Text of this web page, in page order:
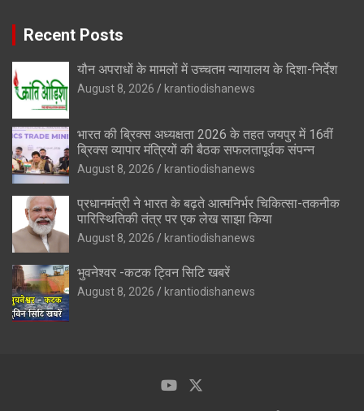
Recent Posts
यौन अपराधों के मामलों में उच्चतम न्यायालय के दिशा-निर्देश
August 8, 2026 krantiodishanews
भारत की ब्रिक्‍स अध्यक्षता 2026 के तहत जयपुर में 16वीं
ब्रिक्‍स व्यापार मंत्रियों की बैठक सफलतापूर्वक संपन्न
August 8, 2026 krantiodishanews
प्रधानमंत्री ने भारत के बढ़ते आत्मनिर्भर चिकित्सा-तकनीक
पारिस्थितिकी तंत्र पर एक लेख साझा किया
August 8, 2026 krantiodishanews
भुवनेश्वर -कटक ट्विन सिटि खबरें
August 8, 2026 krantiodishanews